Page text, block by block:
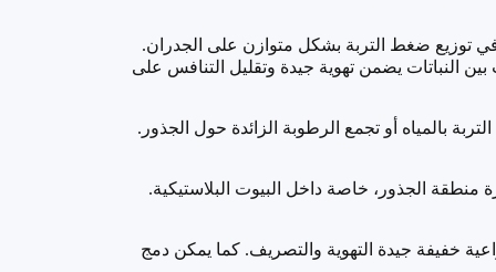
في توزيع ضغط التربة بشكل متوازن على الجدران.
القناة الواحدة، مع تباعد مناسب بين النباتات يضمن تهوية جيدة وتقليل التنافس على
بالمياه أو تجمع الرطوبة الزائدة حول الجذور.
منطقة الجذور، خاصة داخل البيوت البلاستيكية.
خفيفة جيدة التهوية والتصريف. كما يمكن دمج